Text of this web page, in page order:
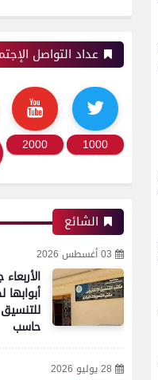
عداد التواصل
1000
2000
الشائع
03 أغسطس 2026
أبوابها
حاسب
28 يوليو 2026